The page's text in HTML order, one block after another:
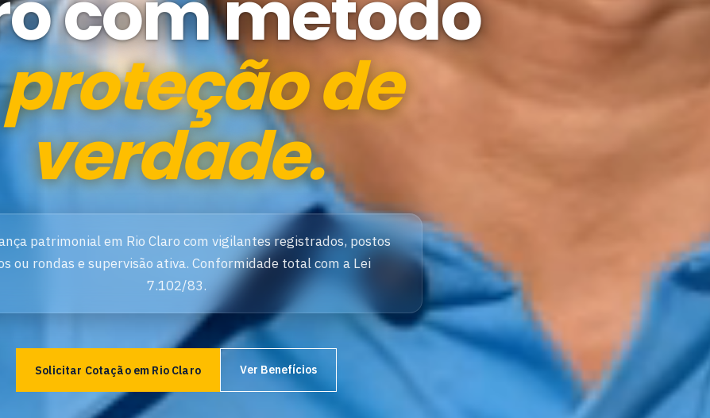
proteção de
verdade.
patrimonial em Rio Claro com vigilantes registrados, postos
ou rondas e supervisão ativa. Conformidade total com a Lei
7.102/83.
Solicitar Cotação em Rio Claro Ver Benefícios